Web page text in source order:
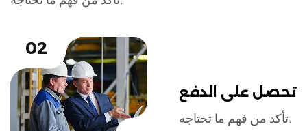
02
تحصل على الدفع
تأكد من فهم ما تحتاجه.